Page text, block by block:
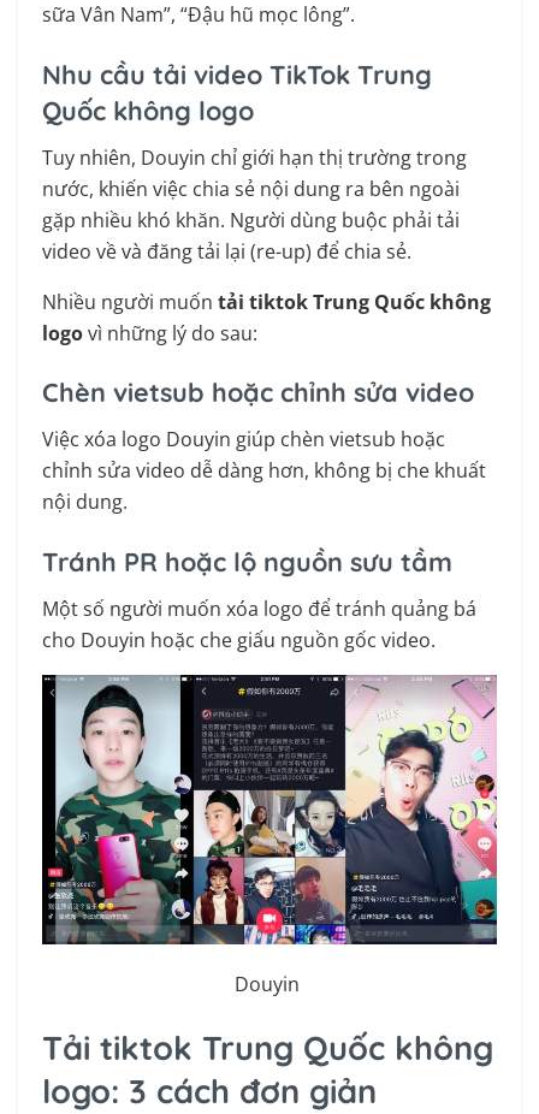
sữa Vân Nam”, “Đậu hũ mọc lông”.
Nhu cầu tải video TikTok Trung
Quốc không logo
Tuy nhiên, Douyin chỉ giới hạn thị trường trong
nước, khiến việc chia sẻ nội dung ra bên ngoài
gặp nhiều khó khăn. Người dùng buộc phải tải
video về và đăng tải lại (re-up) để chia sẻ.
Nhiều người muốn tải tiktok Trung Quốc không
logovì những lý do sau:
Chèn vietsub hoặc chỉnh sửa video
Việc xóa logo Douyin giúp chèn vietsub hoặc
chỉnh sửa video dễ dàng hơn, không bị che khuất
nội dung.
Tránh PR hoặc lộ nguồn sưu tầm
Một số người muốn xóa logo để tránh quảng bá
cho Douyin hoặc che giấu nguồn gốc video.
Douyin
Tải tiktok Trung Quốc không
logo: 3 cách đơn giản